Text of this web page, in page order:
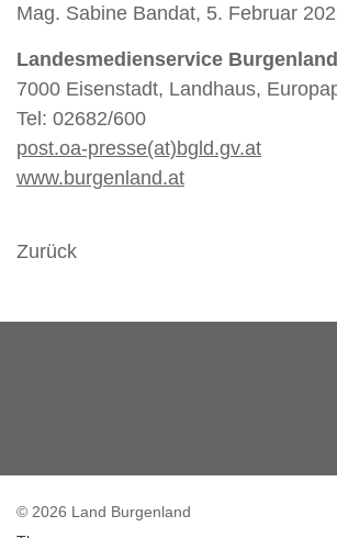
Mag. Sabine Bandat, 5. Februar
Landesmedienservice Burgenland
7000 Eisenstadt, Landhaus,
Tel: 02682/600
post.oa-presse(at)bgld.gv.at
www.burgenland.at
Zurück
© 2026 Land Burgenland